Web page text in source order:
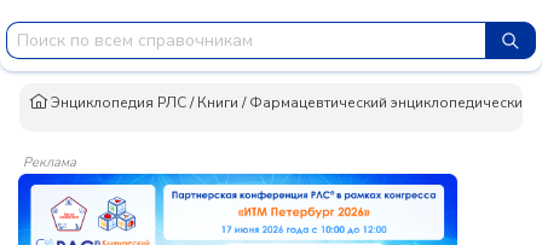
Энциклопедия РЛС/Книги /Фармацевтический
Реклама